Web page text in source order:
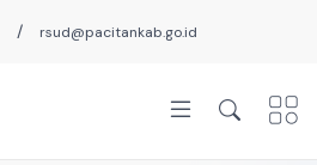
/ rsud@pacitankab.go.id